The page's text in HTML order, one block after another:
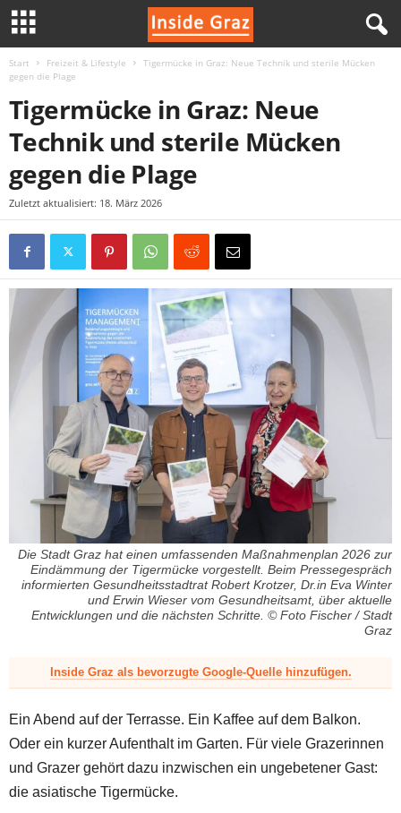
Start Freizeit & Lifestyle
Tigermücke in Graz: Neue Technik und sterile Mücken
gegen die Plage
Tigermücke in Graz: Neue
Technik und sterile Mücken
gegen die Plage
Zuletzt aktualisiert: 18. März 2026
Die Stadt Graz hat einen umfassenden Maßnahmenplan 2026 zur
Eindämmung der Tigermücke vorgestellt. Beim Pressegespräch
informierten Gesundheitsstadtrat Robert Krotzer, Dr.in Eva Winter
und Erwin Wieser vom Gesundheitsamt, über aktuelle
Entwicklungen und die nächsten Schritte. © Foto Fischer / Stadt
Graz
Inside Graz als bevorzugte Google-Quelle hinzufügen.
Ein Abend auf der Terrasse. Ein Kaffee auf dem Balkon.
Oder ein kurzer Aufenthalt im Garten. Für viele Grazerinnen
und Grazer gehört dazu inzwischen ein ungebetener Gast:
die asiatische Tigermücke.